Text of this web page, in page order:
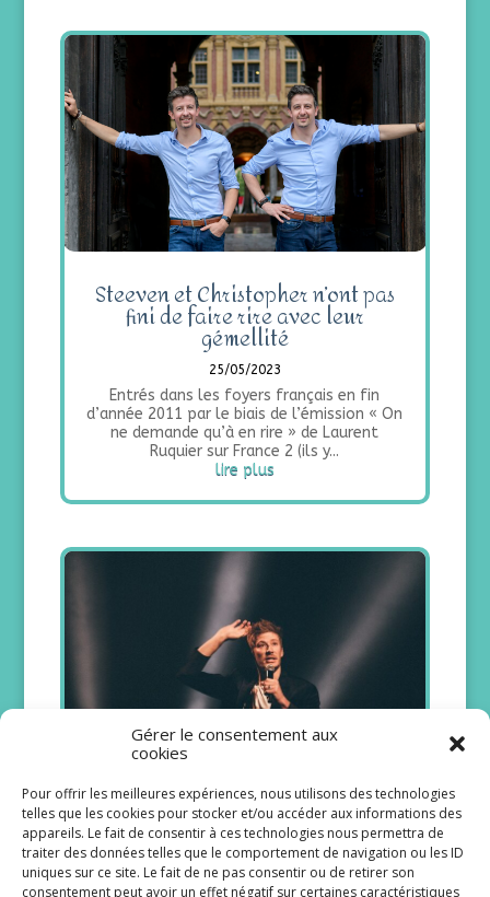
Gérer le consentement aux
cookies
Pour offrir les meilleures expériences, nous utilisons des technologies
telles que les cookies pour stocker et/ou accéder aux informations des
appareils. Le fait de consentir à ces technologies nous permettra de
traiter des données telles que le comportement de navigation ou les ID
uniques sur ce site. Le fait de ne pas consentir ou de retirer son
consentement peut avoir un effet négatif sur certaines caractéristiques
Steeven et Christopher n’ont pas
fini de faire rire avec leur
gémellité
25/05/2023
Entrés dans les foyers français en fin
d’année 2011 par le biais de l’émission « On
ne demande qu’à en rire » de Laurent
Ruquier sur France 2 (ils y...
lire plus
Gérémy Crédeville : « Jouer sur
tous les tableaux est une vraie
richesse »
21/05/2023